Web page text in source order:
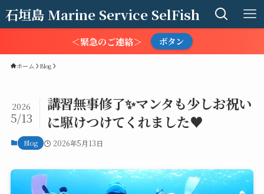
石垣島 Marine Service SelFish
＜緊急のご連絡＞ ボタン
ホーム Blog
講習無事修了✨マンタも少しお祝い
に駆けつけてくれました♥️
2026
5/13
Blog 2026年5月13日